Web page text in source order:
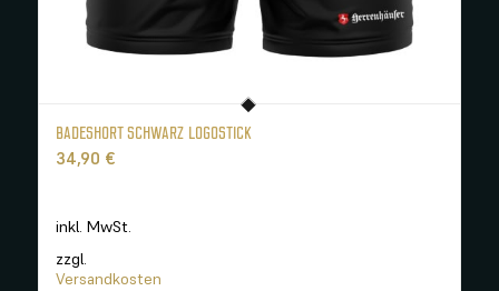
BADESHORT SCHWARZ LOGOSTICK
34,90 €
inkl. MwSt.
zzgl.
Versandkosten